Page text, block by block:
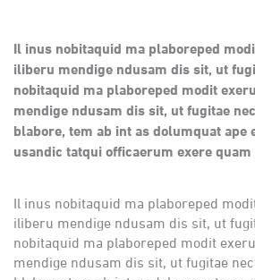
Il inus nobitaquid ma plaboreped
iliberu mendige ndusam dis sit, ut
nobitaquid ma plaboreped modit
mendige ndusam dis sit, ut fugitae
blabore, tem ab int as dolumquat ape
usandic tatqui officaerum exere quam
Il inus nobitaquid ma plaboreped
iliberu mendige ndusam dis sit, ut
nobitaquid ma plaboreped modit
mendige ndusam dis sit, ut fugitae